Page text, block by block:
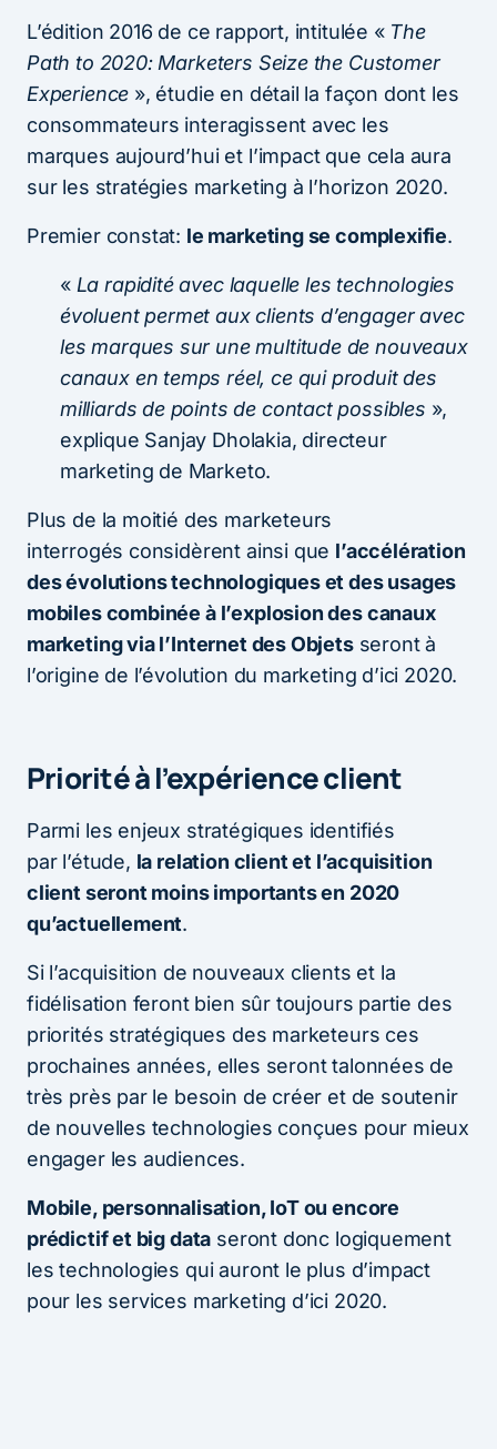
L’édition 2016 de ce rapport, intitulée « The
Path to 2020: Marketers Seize the Customer
Experience », étudie en détail la façon dont les
consommateurs interagissent avec les
marques aujourd’hui et l’impact que cela aura
sur les stratégies marketing à l’horizon 2020.
Premier constat: le marketing se complexifie.
« La rapidité avec laquelle les technologies
évoluent permet aux clients d’engager avec
les marques sur une multitude de nouveaux
canaux en temps réel, ce qui produit des
milliards de points de contact possibles »,
explique Sanjay Dholakia, directeur
marketing de Marketo.
Plus de la moitié des marketeurs
interrogés considèrent ainsi que l’accélération
des évolutions technologiques et des usages
mobiles combinée à l’explosion des canaux
marketing via l’Internet des Objetsseront à
l’origine de l’évolution du marketing d’ici 2020.
Priorité à l’expérience client
Parmi les enjeux stratégiques identifiés
par l’étude, la relation client et l’acquisition
client seront moins importants en 2020
qu’actuellement.
Si l’acquisition de nouveaux clients et la
fidélisation feront bien sûr toujours partie des
priorités stratégiques des marketeurs ces
prochaines années, elles seront talonnées de
très près par le besoin de créer et de soutenir
de nouvelles technologies conçues pour mieux
engager les audiences.
Mobile, personnalisation, IoT ou encore
prédictif et big data seront donc logiquement
les technologies qui auront le plus d’impact
pour les services marketing d’ici 2020.